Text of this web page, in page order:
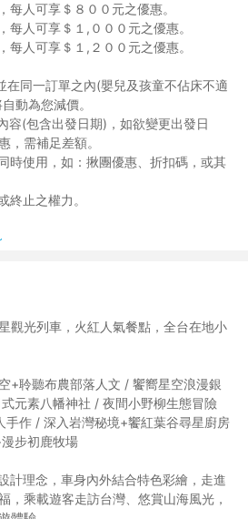
人可享＄８００元之優惠。
人可享＄１,０００元之優惠。
人可享＄１,２００元之優惠。
在同一訂單之內(嬰兒及孩童不佔床不適
動為您減價。
容(包含出發日期)，如欲變更出發日
，需補足差額。
時使用，如：揪團優惠、折扣碼，或其
終止之權力。
觀光列車，火紅人氣餐點，全台在地小
+聆聽布農部落人文 / 饗嚮星空浪漫銀
元素八幡神社 / 夜間小野柳生態冒險
手作 / 深入岩灣秘境+饗紅葉谷尋星廚房
步初鹿牧場
計理念，車身內外結合特色彩繪，走進
，乘載遊客走訪台灣、悠賞山海風光，